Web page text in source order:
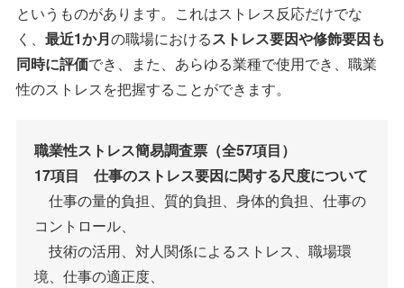
というものがあります。これはストレス反応だけでな
く、 最近1か月の職場におけるストレス要因や修飾要因も
同時に評価でき、また、あらゆる業種で使用でき、職業
性のストレスを把握することができます。
職業性ストレス簡易調査票（全57項目）
17項目 仕事のストレス要因に関する尺度について
仕事の量的負担、質的負担、身体的負担、仕事の
コントロール、
技術の活用、対人関係によるストレス、職場環
境、仕事の適正度、